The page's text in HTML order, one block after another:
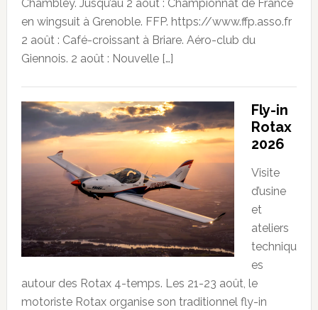
Chambley. Jusqu’au 2 août : Championnat de France
en wingsuit à Grenoble. FFP. https://www.ffp.asso.fr
2 août : Café-croissant à Briare. Aéro-club du
Giennois. 2 août : Nouvelle […]
Fly-in
Rotax
2026
Visite
d’usine
et
ateliers
techniqu
es
autour des Rotax 4-temps. Les 21-23 août, le
motoriste Rotax organise son traditionnel fly-in